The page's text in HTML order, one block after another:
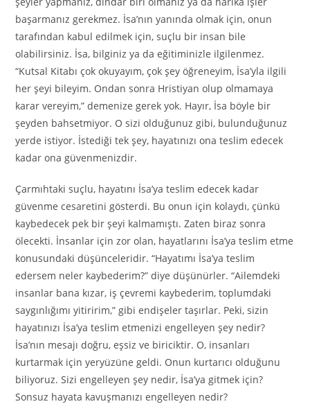
başarmanız gerekmez. İsa’nın yanında olmak için, onun
tarafından kabul edilmek için, suçlu bir insan bile
olabilirsiniz. İsa, bilginiz ya da eğitiminizle ilgilenmez.
“Kutsal Kitabı çok okuyayım, çok şey öğreneyim, İsa’yla ilgili
her şeyi bileyim. Ondan sonra Hristiyan olup olmamaya
karar vereyim,” demenize gerek yok. Hayır, İsa böyle bir
şeyden bahsetmiyor. O sizi olduğunuz gibi, bulunduğunuz
yerde istiyor. İstediği tek şey, hayatınızı ona teslim edecek
kadar ona güvenmenizdir.
Çarmıhtaki suçlu, hayatını İsa’ya teslim edecek kadar
güvenme cesaretini gösterdi. Bu onun için kolaydı, çünkü
kaybedecek pek bir şeyi kalmamıştı. Zaten biraz sonra
ölecekti. İnsanlar için zor olan, hayatlarını İsa’ya teslim etme
konusundaki düşünceleridir. “Hayatımı İsa’ya teslim
edersem neler kaybederim?” diye düşünürler. “Ailemdeki
insanlar bana kızar, iş çevremi kaybederim, toplumdaki
saygınlığımı yitiririm,” gibi endişeler taşırlar. Peki, sizin
hayatınızı İsa’ya teslim etmenizi engelleyen şey nedir?
İsa’nın mesajı doğru, eşsiz ve biriciktir. O, insanları
kurtarmak için yeryüzüne geldi. Onun kurtarıcı olduğunu
biliyoruz. Sizi engelleyen şey nedir, İsa’ya gitmek için?
Sonsuz hayata kavuşmanızı engelleyen nedir?